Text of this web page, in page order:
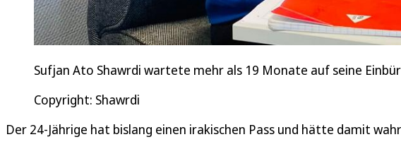
Sufjan Ato Shawrdi wartete mehr als 19 Monate auf seine
Copyright: Shawrdi
Der 24-Jährige hat bislang einen irakischen Pass und hätte damit